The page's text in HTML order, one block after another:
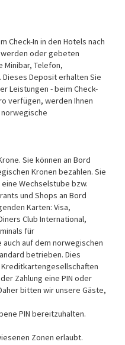
Check-In in den Hotels nach
oder gebeten
Minibar, Telefon,
Deposit erhalten Sie
Leistungen - beim Check-
verfügen, werden Ihnen
Sie können an Bord
Kronen bezahlen. Sie
Wechselstube bzw.
und Shops an Bord
Karten: Visa,
Club International,
für
auf dem norwegischen
betrieben. Dies
Zahlung eine PIN oder
bitten wir unsere Gäste,
PIN bereitzuhalten.
Zonen erlaubt.